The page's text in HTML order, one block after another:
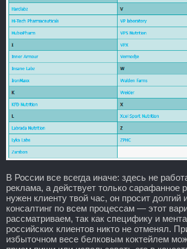
В России все всегда иначе: здесь не
реклама, а действует только сарафанное
нужен клиенту твой час, он просит долгий
консалтинг по всем процессам — этот
рассматриваем, так как специфику и
российских клиентов никто не отменял.
избыточном весе белковым коктейлем